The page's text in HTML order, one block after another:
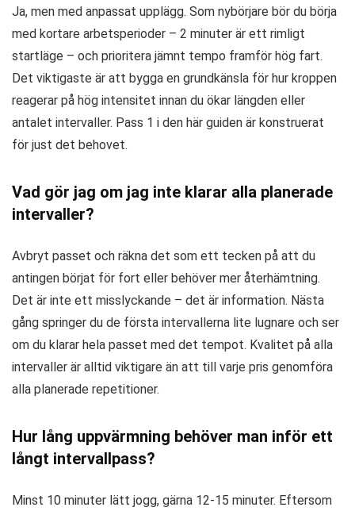
Ja, men med anpassat upplägg. Som nybörjare bör du börja
med kortare arbetsperioder – 2 minuter är ett rimligt
startläge – och prioritera jämnt tempo framför hög fart.
Det viktigaste är att bygga en grundkänsla för hur kroppen
reagerar på hög intensitet innan du ökar längden eller
antalet intervaller. Pass 1 i den här guiden är konstruerat
för just det behovet.
Vad gör jag om jag inte klarar alla planerade
intervaller?
Avbryt passet och räkna det som ett tecken på att du
antingen börjat för fort eller behöver mer återhämtning.
Det är inte ett misslyckande – det är information. Nästa
gång springer du de första intervallerna lite lugnare och ser
om du klarar hela passet med det tempot. Kvalitet på alla
intervaller är alltid viktigare än att till varje pris genomföra
alla planerade repetitioner.
Hur lång uppvärmning behöver man inför ett
långt intervallpass?
Minst 10 minuter lätt jogg, gärna 12-15 minuter. Eftersom